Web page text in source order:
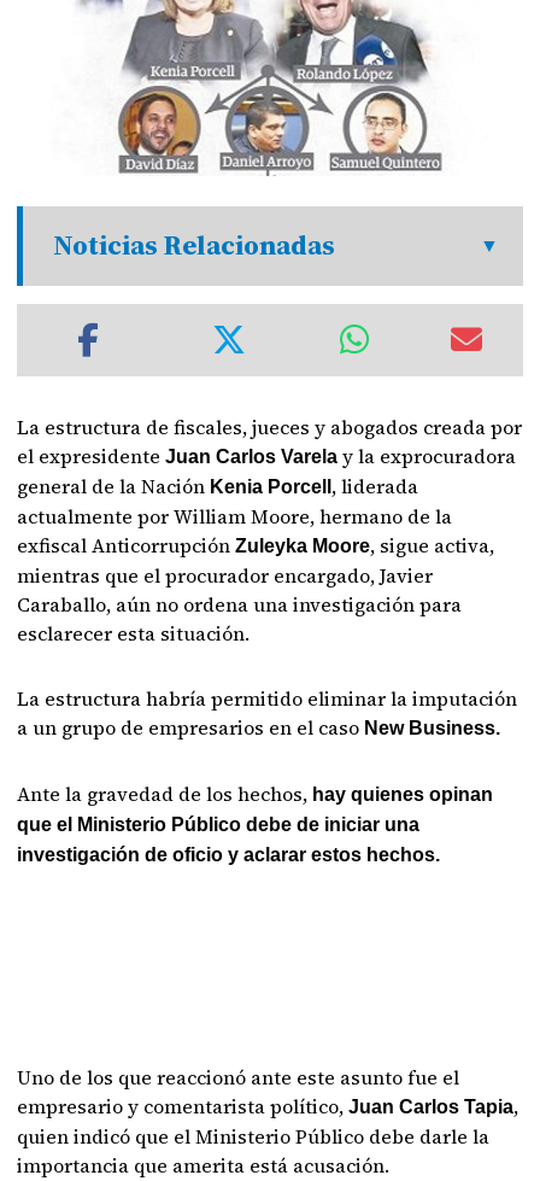
Noticias Relacionadas
La estructura de fiscales, jueces y abogados creada por
el expresidenteJuan Carlos Varela y la exprocuradora
general de la Nación Kenia Porcell , liderada
actualmente por William Moore, hermano de la
exfiscal AnticorrupciónZuleyka Moore, sigue activa,
mientras que el procurador encargado, Javier
Caraballo, aún no ordena una investigación para
esclarecer esta situación.
La estructura habría permitido eliminar la imputación
a un grupo de empresarios en el caso New Business.
Ante la gravedad de los hechos, hay quienes opinan
que el Ministerio Público debe de iniciar una
investigación de oficio y aclarar estos hechos.
Uno de los que reaccionó ante este asunto fue el
empresario y comentarista político,Juan Carlos Tapia,
quien indicó que el Ministerio Público debe darle la
importancia que amerita está acusación.